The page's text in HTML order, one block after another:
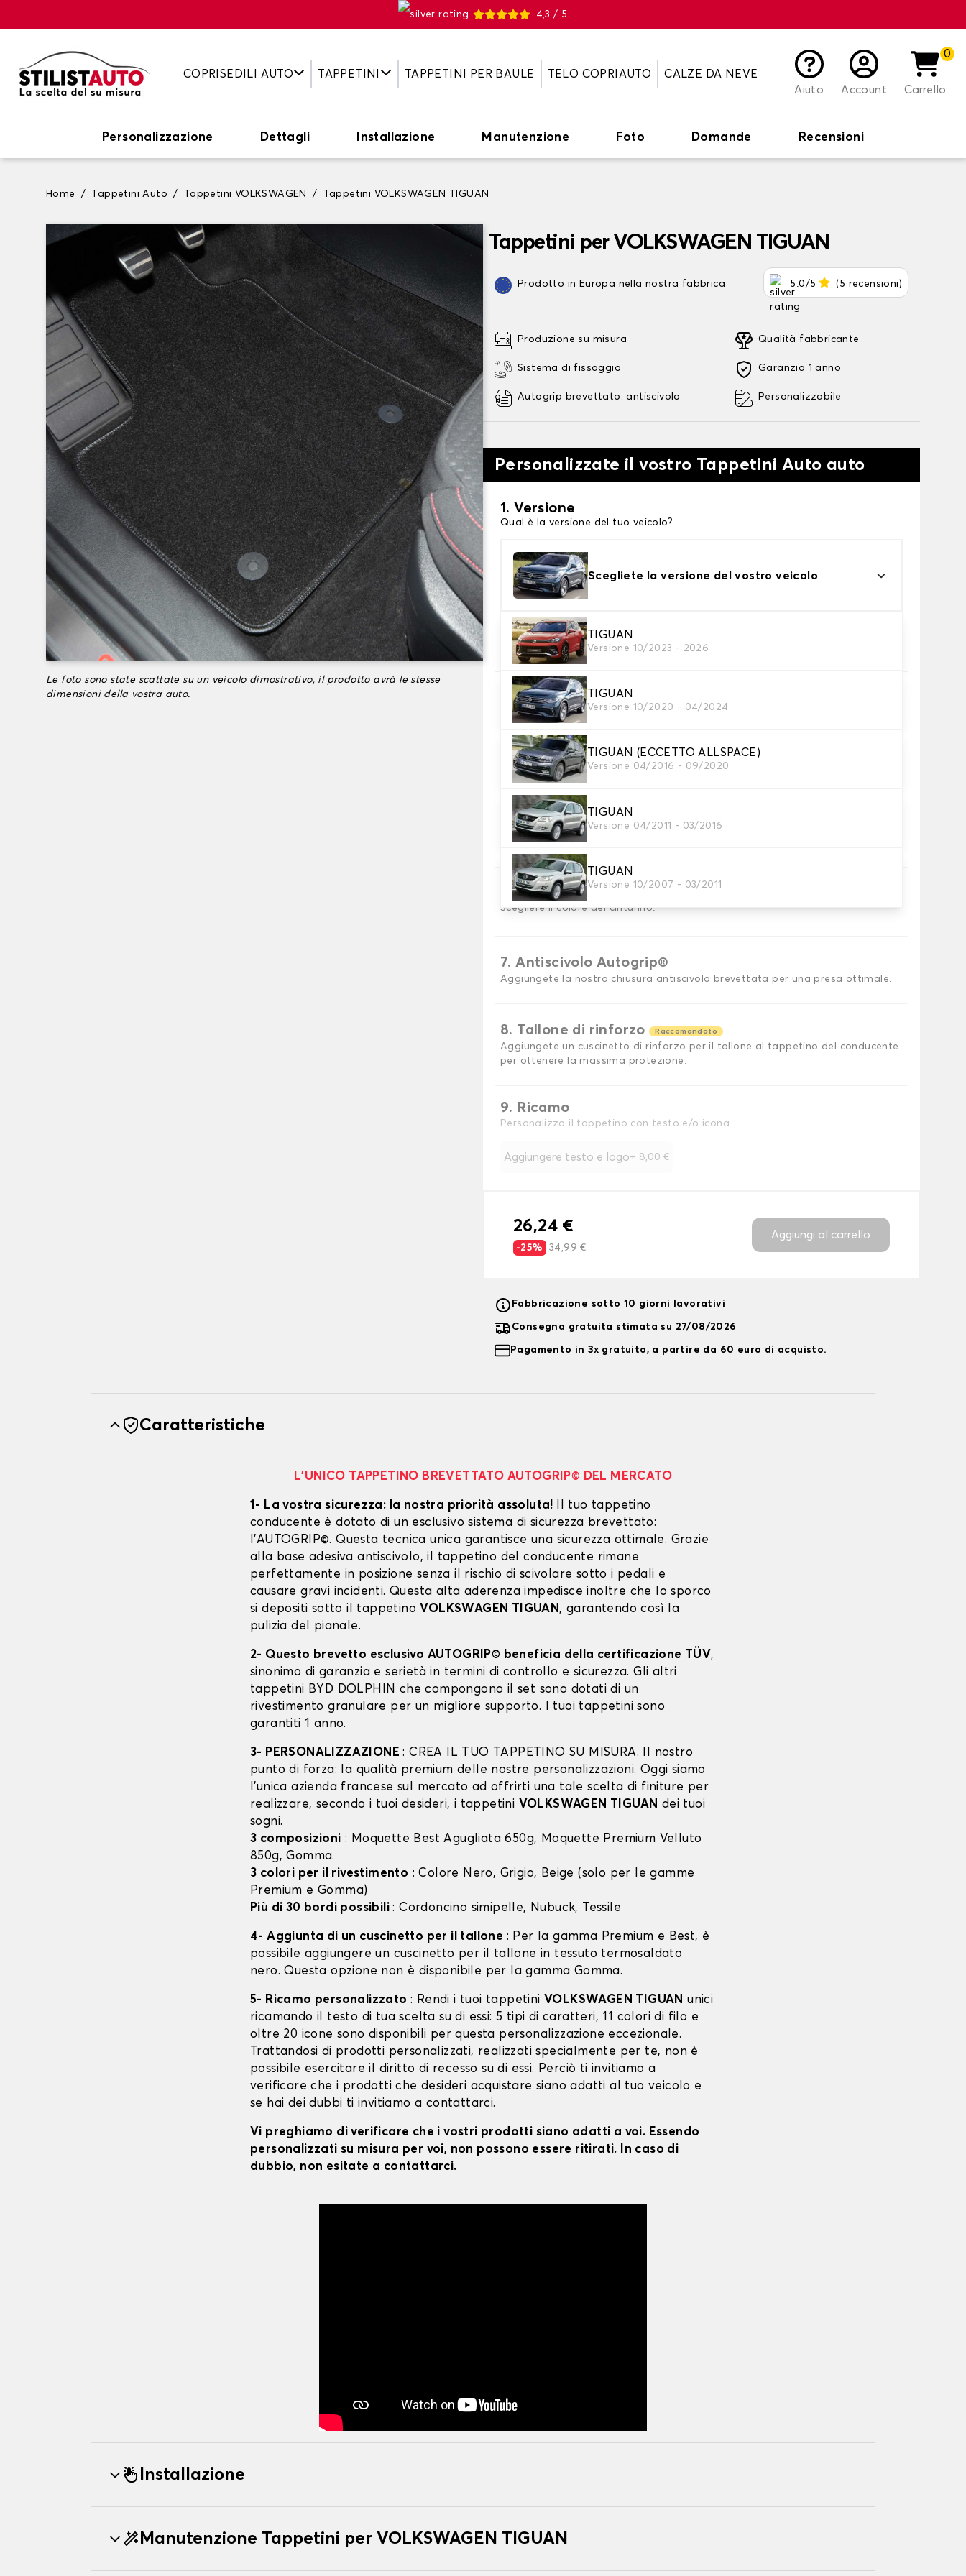
4,3 / 5
COPRISEDILI AUTO TAPPETINI TAPPETINI PER BAULE TELO COPRIAUTO
CALZE DA NEVE
Aiuto
Account
0
Carrello
Personalizzazione Dettagli Installazione Manutenzione Foto Domande Recensioni
Home Tappetini Auto Tappetini VOLKSWAGEN Tappetini VOLKSWAGEN TIGUAN
Le foto sono state scattate su un veicolo dimostrativo, il prodotto avrà le stesse
dimensioni della vostra auto.
Tappetini per VOLKSWAGEN TIGUAN
Prodotto in Europa nella nostra fabbrica 5.0/5 (5 recensioni)
Produzione su misura
Sistema di fissaggio
Autogrip brevettato: antiscivolo
Qualità fabbricante
Garanzia 1 anno
Personalizzabile
Personalizzate il vostro Tappetini Auto auto
1. Versione
Qual è la versione del tuo veicolo?
Scegliete la versione del vostro veicolo
TIGUAN
Versione 10/2023 - 2026
TIGUAN
Versione 10/2020 - 04/2024
TIGUAN (ECCETTO ALLSPACE)
Versione 04/2016 - 09/2020
TIGUAN
Versione 04/2011 - 03/2016
TIGUAN
Versione 10/2007 - 03/2011
2. Materiale
Scegli il materiale del tappetini auto
3. Set di tappetini
Selezionare il numero di tappetini per auto necessari.
4. Colori dei tappetini
Scegli il materiale del tappetino auto.
5. Materiale della cinghia
Scegliere il materiale della cinghia.
6. Colore dela cinghia
Scegliere il colore del cinturino.
7. Antiscivolo Autogrip®
Aggiungete la nostra chiusura antiscivolo brevettata per una presa ottimale.
8. Tallone di rinforzo Raccomandato
Aggiungete un cuscinetto di rinforzo per il tallone al tappetino del conducente
per ottenere la massima protezione.
9. Ricamo
Personalizza il tappetino con testo e/o icona
Aggiungere testo e logo+ 8,00 €
26,24 €
-25% 34,99 €
Aggiungi al carrello
Fabbricazione sotto 10 giorni lavorativi
Consegna gratuita stimata su 27/08/2026
Pagamento in 3x gratuito, a partire da 60 euro di acquisto.
Caratteristiche
L’UNICO TAPPETINO BREVETTATO AUTOGRIP© DEL MERCATO
1- La vostra sicurezza: la nostra priorità assoluta! Il tuo tappetino
conducente è dotato di un esclusivo sistema di sicurezza brevettato:
l’AUTOGRIP©. Questa tecnica unica garantisce una sicurezza ottimale. Grazie
alla base adesiva antiscivolo, il tappetino del conducente rimane
perfettamente in posizione senza il rischio di scivolare sotto i pedali e
causare gravi incidenti. Questa alta aderenza impedisce inoltre che lo sporco
si depositi sotto il tappetino VOLKSWAGEN TIGUAN, garantendo così la
pulizia del pianale.
2- Questo brevetto esclusivo AUTOGRIP© beneficia della certificazione TÜV,
sinonimo di garanzia e serietà in termini di controllo e sicurezza. Gli altri
tappetini BYD DOLPHIN che compongono il set sono dotati di un
rivestimento granulare per un migliore supporto. I tuoi tappetini sono
garantiti 1 anno.
3- PERSONALIZZAZIONE: CREA IL TUO TAPPETINO SU MISURA. Il nostro
punto di forza: la qualità premium delle nostre personalizzazioni. Oggi siamo
l’unica azienda francese sul mercato ad offrirti una tale scelta di finiture per
realizzare, secondo i tuoi desideri, i tappetini VOLKSWAGEN TIGUAN dei tuoi
sogni.
3 composizioni : Moquette Best Agugliata 650g, Moquette Premium Velluto
850g, Gomma.
3 colori per il rivestimento : Colore Nero, Grigio, Beige (solo per le gamme
Premium e Gomma)
Più di 30 bordi possibili: Cordoncino simipelle, Nubuck, Tessile
4- Aggiunta di un cuscinetto per il tallone : Per la gamma Premium e Best, è
possibile aggiungere un cuscinetto per il tallone in tessuto termosaldato
nero. Questa opzione non è disponibile per la gamma Gomma.
5- Ricamo personalizzato : Rendi i tuoi tappetini VOLKSWAGEN TIGUAN unici
ricamando il testo di tua scelta su di essi: 5 tipi di caratteri, 11 colori di filo e
oltre 20 icone sono disponibili per questa personalizzazione eccezionale.
Trattandosi di prodotti personalizzati, realizzati specialmente per te, non è
possibile esercitare il diritto di recesso su di essi. Perciò ti invitiamo a
verificare che i prodotti che desideri acquistare siano adatti al tuo veicolo e
se hai dei dubbi ti invitiamo a contattarci.
Vi preghiamo di verificare che i vostri prodotti siano adatti a voi. Essendo
personalizzati su misura per voi, non possono essere ritirati. In caso di
dubbio, non esitate a contattarci.
Installazione
Manutenzione Tappetini per VOLKSWAGEN TIGUAN